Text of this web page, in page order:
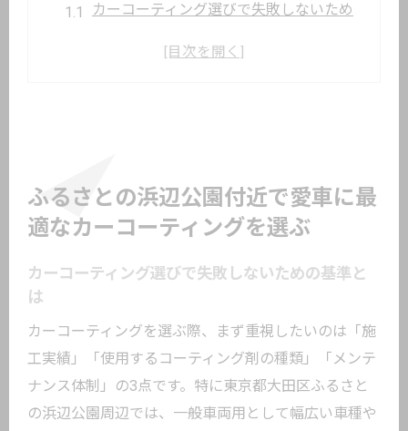
カーコーティング選びで失敗しないため
カーコーティングで愛車の魅力を最大限
に引き出すコツ
カーコーティングの施工実績を見極める
重要性
比較
カーコーティングの耐久性はどう比較す
るべきか
耐久性とコストのバランスを取るポイン
ふるさとの浜辺公園付近で愛車に最
適なカーコーティングを選ぶ
カーコーティング選びで失敗しないための基準と
は
カーコーティングを選ぶ際、まず重視したいのは「施
工実績」「使用するコーティング剤の種類」「メンテ
ナンス体制」の3点です。特に東京都大田区ふるさと
の浜辺公園周辺では、一般車両用として幅広い車種や